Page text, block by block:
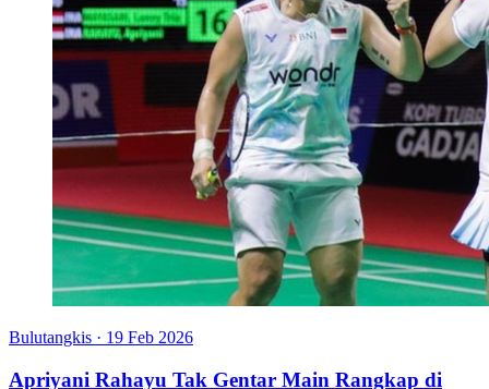
Bulutangkis · 19 Feb 2026
Apriyani Rahayu Tak Gentar Main Rangkap di